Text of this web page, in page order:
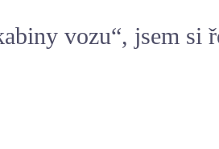
vozu“, jsem si